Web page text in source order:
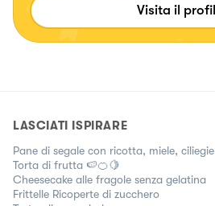
Visita il
LASCIATI ISPIRARE
Pane di segale con ricotta, miele,
Torta di frutta 🍉🍊🍋
Cheesecake alle fragole senza gelatina
Frittelle Ricoperte di zucchero